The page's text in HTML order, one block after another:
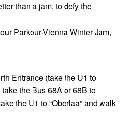
than a jam, to defy the
Parkour-Vienna Winter Jam,
Entrance (take the U1 to
take the Bus 68A or 68B to
the U1 to “Oberlaa” and walk